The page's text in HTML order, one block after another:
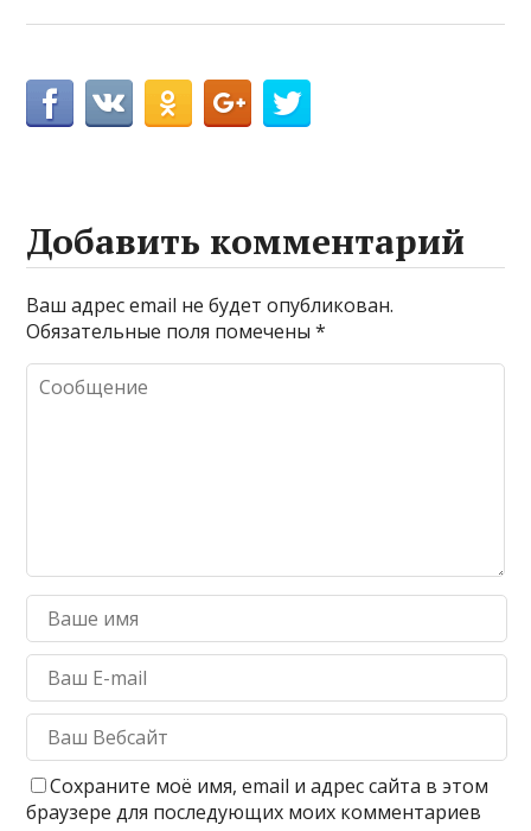
Добавить комментарий
Ваш адрес email не будет опубликован.
Обязательные поля помечены*
Сохраните моё имя, email и адрес сайта в этом
браузере для последующих моих комментариев